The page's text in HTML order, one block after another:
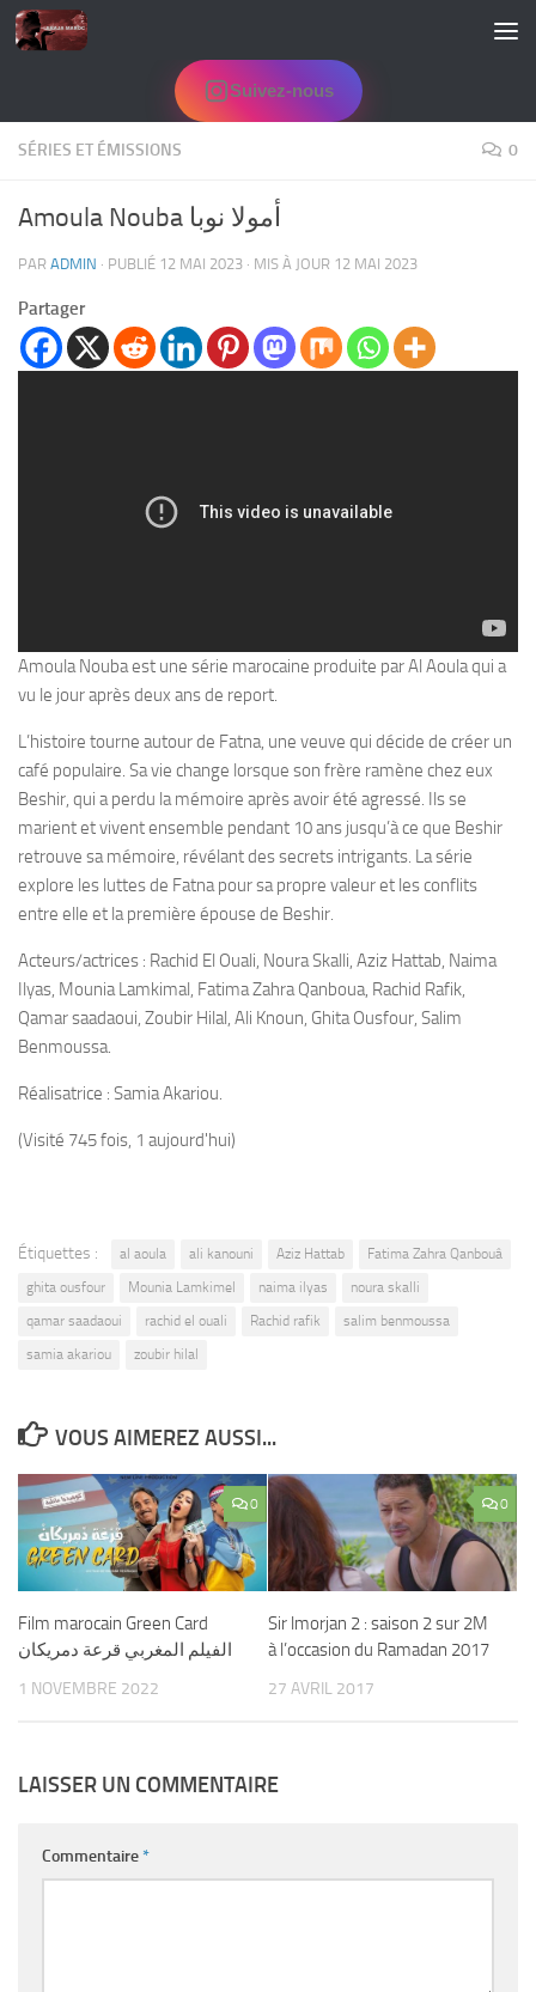
Skip to content
Suivez-nous
SÉRIES ET ÉMISSIONS 0
Amoula Nouba ﺃﻣﻮﻻ ﻧﻮﺑﺎ
PAR ADMIN · PUBLIÉ 12 MAI 2023 · MIS À JOUR 12 MAI 2023
Partager
Amoula Nouba est une série marocaine produite par Al Aoula qui a
vu le jour après deux ans de report.
L’histoire tourne autour de Fatna, une veuve qui décide de créer un
café populaire. Sa vie change lorsque son frère ramène chez eux
Beshir, qui a perdu la mémoire après avoir été agressé. Ils se
marient et vivent ensemble pendant 10 ans jusqu’à ce que Beshir
retrouve sa mémoire, révélant des secrets intrigants. La série
explore les luttes de Fatna pour sa propre valeur et les conflits
entre elle et la première épouse de Beshir.
Acteurs/actrices : Rachid El Ouali, Noura Skalli, Aziz Hattab, Naima
Ilyas, Mounia Lamkimal, Fatima Zahra Qanboua, Rachid Rafik,
Qamar saadaoui, Zoubir Hilal, Ali Knoun, Ghita Ousfour, Salim
Benmoussa.
Réalisatrice : Samia Akariou.
(Visité 745 fois, 1 aujourd'hui)
Étiquettes : al aoula ali kanouni Aziz Hattab
Fatima Zahra Qanbouâ
ghita ousfour
Mounia Lamkimel naima ilyas
noura skalli
qamar saadaoui
rachid el ouali Rachid rafik
salim benmoussa
samia akariou
zoubir hilal
VOUS AIMEREZ AUSSI...
0
Film marocain Green Card
الفيلم المغربي قرعة دمريكان
1 NOVEMBRE 2022
0
Sir lmorjan 2 : saison 2 sur 2M
à l’occasion du Ramadan 2017
27 AVRIL 2017
LAISSER UN COMMENTAIRE
Commentaire*